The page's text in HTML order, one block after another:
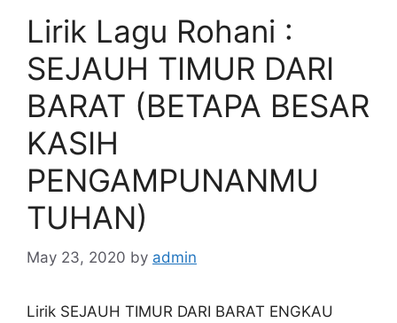
Lirik Lagu Rohani :
SEJAUH TIMUR DARI
BARAT (BETAPA BESAR
KASIH
PENGAMPUNANMU
TUHAN)
May 23, 2020 by admin
Lirik SEJAUH TIMUR DARI BARAT ENGKAU